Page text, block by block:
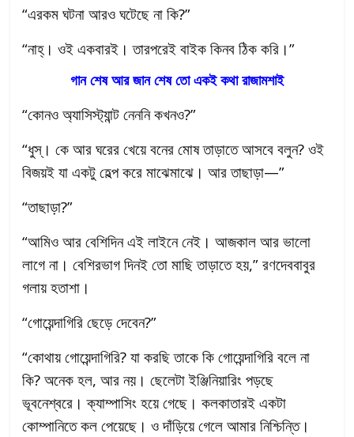
“এরকম ঘটনা আরও ঘটেছে না কি?”
“নাহ্। ওই একবারই। তারপরেই বাইক কিনব ঠিক করি।”
গান শেষ আর জান শেষ তো একই কথা রাজামশাই
“কোনও অ্যাসিস্ট্যান্ট নেননি কখনও?”
“ধুস্‌। কে আর ঘরের খেয়ে বনের মোষ তাড়াতে আসবে বলুন? ওই
বিজয়ই যা একটু হেল্প করে মাঝেমাঝে। আর তাছাড়া—”
“তাছাড়া?”
“আমিও আর বেশিদিন এই লাইনে নেই। আজকাল আর ভালো
লাগে না। বেশিরভাগ দিনই তো মাছি তাড়াতে হয়,” রণদেববাবুর
গলায় হতাশা।
“গোয়েন্দাগিরি ছেড়ে দেবেন?”
“কোথায় গোয়েন্দাগিরি? যা করছি তাকে কি গোয়েন্দাগিরি বলে না
কি? অনেক হল, আর নয়। ছেলেটা ইঞ্জিনিয়ারিং পড়ছে
ভূবনেশ্বরে। ক্যাম্পাসিং হয়ে গেছে। কলকাতারই একটা
কোম্পানিতে কল পেয়েছে। ও দাঁড়িয়ে গেলে আমার নিশ্চিন্তি।